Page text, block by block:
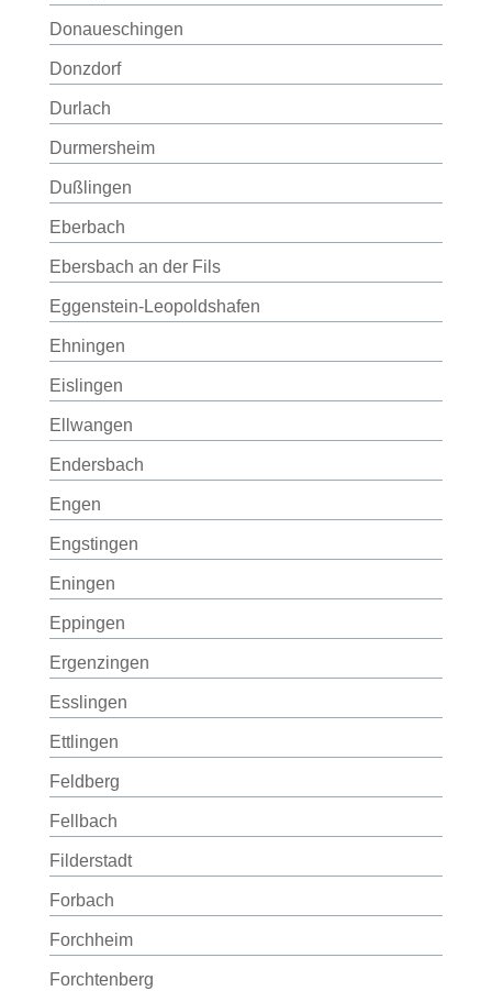
Donaueschingen
Donzdorf
Durlach
Durmersheim
Dußlingen
Eberbach
Ebersbach an der Fils
Eggenstein-Leopoldshafen
Ehningen
Eislingen
Ellwangen
Endersbach
Engen
Engstingen
Eningen
Eppingen
Ergenzingen
Esslingen
Ettlingen
Feldberg
Fellbach
Filderstadt
Forbach
Forchheim
Forchtenberg